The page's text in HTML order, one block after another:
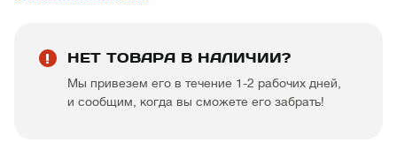
НЕТ ТОВАРА В НАЛИЧИИ?
Мы привезем его в течение 1-2 рабочих дней,
и сообщим, когда вы сможете его забрать!